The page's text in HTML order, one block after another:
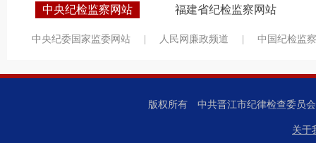
中央纪检监察网站 福建省纪检监察网站
中央纪委国家监委网站 人民网廉政频道 中国纪检监
版权所有 中共晋江市纪律检查委
关于